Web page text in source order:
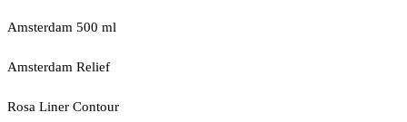
Amsterdam 500 ml
Amsterdam Relief
Rosa Liner Contour